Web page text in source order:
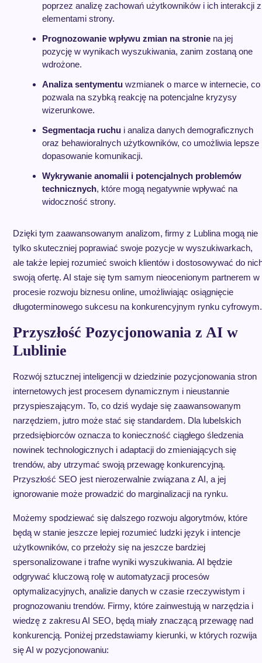
poprzez analizę zachowań użytkowników i ich interakcji z
elementami strony.
Prognozowanie wpływu zmian na stroniena jej
pozycję w wynikach wyszukiwania, zanim zostaną one
wdrożone.
Analiza sentymentuwzmianek o marce w internecie, co
pozwala na szybką reakcję na potencjalne kryzysy
wizerunkowe.
Segmentacja ruchui analiza danych demograficznych
oraz behawioralnych użytkowników, co umożliwia lepsze
dopasowanie komunikacji.
Wykrywanie anomalii i potencjalnych problemów
technicznych, które mogą negatywnie wpływać na
widoczność strony.
Dzięki tym zaawansowanym analizom, firmy z Lublina mogą nie
tylko skuteczniej poprawiać swoje pozycje w wyszukiwarkach,
ale także lepiej rozumieć swoich klientów i dostosowywać do
swoją ofertę. AI staje się tym samym nieocenionym partnerem w
procesie rozwoju biznesu online, umożliwiając osiągnięcie
długoterminowego sukcesu na konkurencyjnym rynku cyfrowym.
Przyszłość Pozycjonowania z AI w
Lublinie
Rozwój sztucznej inteligencji w dziedzinie pozycjonowania stron
internetowych jest procesem dynamicznym i nieustannie
przyspieszającym. To, co dziś wydaje się zaawansowanym
narzędziem, jutro może stać się standardem. Dla lubelskich
przedsiębiorców oznacza to konieczność ciągłego śledzenia
nowinek technologicznych i adaptacji do zmieniających się
trendów, aby utrzymać swoją przewagę konkurencyjną.
Przyszłość SEO jest nierozerwalnie związana z AI, a jej
ignorowanie może prowadzić do marginalizacji na rynku.
Możemy spodziewać się dalszego rozwoju algorytmów, które
będą w stanie jeszcze lepiej rozumieć ludzki język i intencje
użytkowników, co przełoży się na jeszcze bardziej
spersonalizowane i trafne wyniki wyszukiwania. AI będzie
odgrywać kluczową rolę w automatyzacji procesów
optymalizacyjnych, analizie danych w czasie rzeczywistym i
prognozowaniu trendów. Firmy, które zainwestują w narzędzia i
wiedzę z zakresu AI SEO, będą miały znaczącą przewagę nad
konkurencją. Poniżej przedstawiamy kierunki, w których rozwija
się AI w pozycjonowaniu: